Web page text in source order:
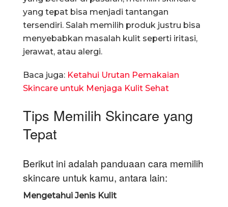
yang tepat bisa menjadi tantangan
tersendiri. Salah memilih produk justru bisa
menyebabkan masalah kulit seperti iritasi,
jerawat, atau alergi.
Baca juga: Ketahui Urutan Pemakaian
Skincare untuk Menjaga Kulit Sehat
Tips Memilih Skincare yang
Tepat
Berikut ini adalah panduaan cara memilih
skincare untuk kamu, antara lain:
Mengetahui Jenis Kulit